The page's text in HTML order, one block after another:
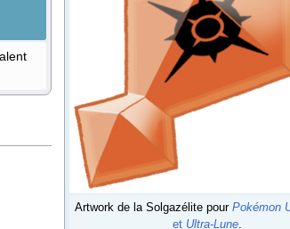
Artwork de la Solgazélite pour Pokémon
et Ultra-Lune.